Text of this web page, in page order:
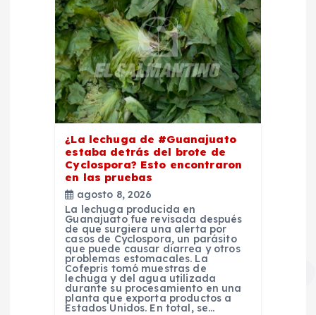
¿La lechuga de #Guanajuato
estaba detrás del brote de
Cyclospora? Esto encontraron
en las pruebas
agosto 8, 2026
La lechuga producida en
Guanajuato fue revisada después
de que surgiera una alerta por
casos de Cyclospora, un parásito
que puede causar diarrea y otros
problemas estomacales. La
Cofepris tomó muestras de
lechuga y del agua utilizada
durante su procesamiento en una
planta que exporta productos a
Estados Unidos. En total, se…